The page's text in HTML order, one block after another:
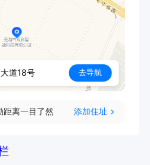
道18号 去导航
距离一目了然 添加住址